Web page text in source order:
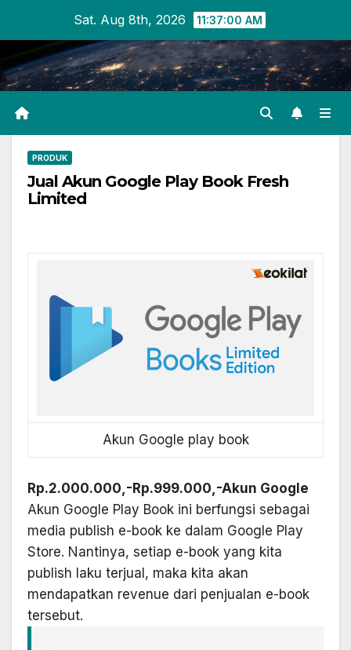
content
Sat. Aug 8th, 2026 11:37:01 AM
PRODUK
Jual Akun Google Play Book Fresh
Limited
Akun Google play book
Rp.2.000.000,-Rp.999.000,-Akun Google
Akun Google Play Book ini berfungsi sebagai
media publish e-book ke dalam Google Play
Store. Nantinya, setiap e-book yang kita
publish laku terjual, maka kita akan
mendapatkan revenue dari penjualan e-book
tersebut.